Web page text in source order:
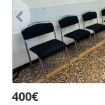
400€